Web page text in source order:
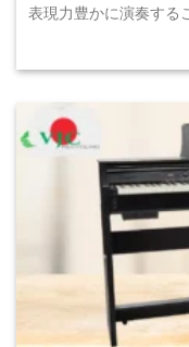
表現力豊かに演奏する